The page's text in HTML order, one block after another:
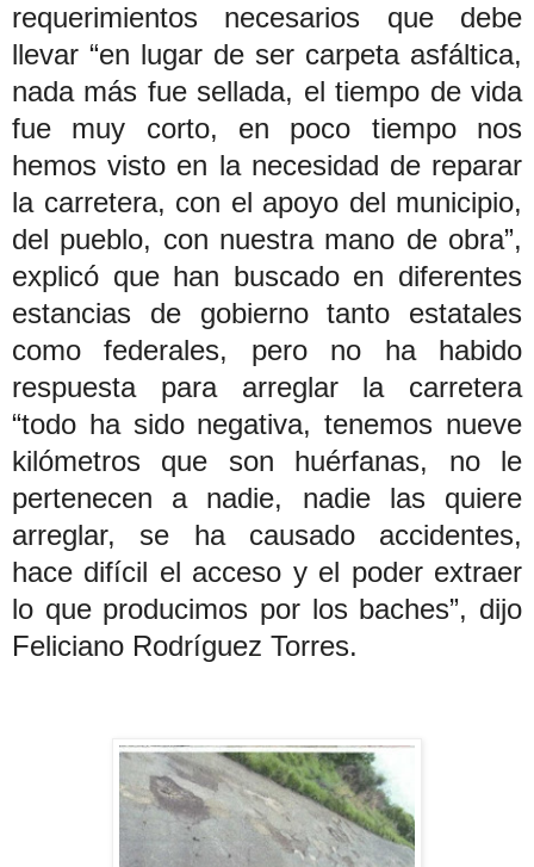
requerimientos necesarios que debe
llevar “en lugar de ser carpeta asfáltica,
nada más fue sellada, el tiempo de vida
fue muy corto, en poco tiempo nos
hemos visto en la necesidad de reparar
la carretera, con el apoyo del municipio,
del pueblo, con nuestra mano de obra”,
explicó que han buscado en diferentes
estancias de gobierno tanto estatales
como federales, pero no ha habido
respuesta para arreglar la carretera
“todo ha sido negativa, tenemos nueve
kilómetros que son huérfanas, no le
pertenecen a nadie, nadie las quiere
arreglar, se ha causado accidentes,
hace difícil el acceso y el poder extraer
lo que producimos por los baches”, dijo
Feliciano Rodríguez Torres.